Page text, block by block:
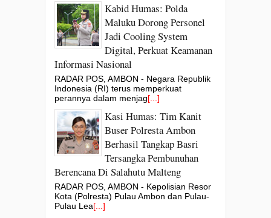
Kabid Humas: Polda
Maluku Dorong Personel
Jadi Cooling System
Digital, Perkuat Keamanan
Informasi Nasional
RADAR POS, AMBON - Negara Republik
Indonesia (RI) terus memperkuat
perannya dalam menjag[...]
Kasi Humas: Tim Kanit
Buser Polresta Ambon
Berhasil Tangkap Basri
Tersangka Pembunuhan
Berencana Di Salahutu Malteng
RADAR POS, AMBON - Kepolisian Resor
Kota (Polresta) Pulau Ambon dan Pulau-
Pulau Lea[...]